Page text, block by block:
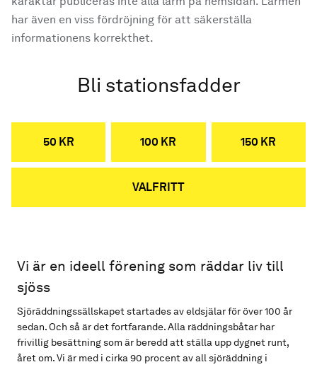
har även en viss fördröjning för att säkerställa
informationens korrekthet.
Bli stationsfadder
50 KR 100 KR 150 KR
VALFRITT
Vi är en ideell förening som räddar liv till
sjöss
Sjöräddningssällskapet startades av eldsjälar för över 100 år
sedan. Och så är det fortfarande. Alla räddningsbåtar har
frivillig besättning som är beredd att ställa upp dygnet runt,
året om. Vi är med i cirka 90 procent av all sjöräddning i